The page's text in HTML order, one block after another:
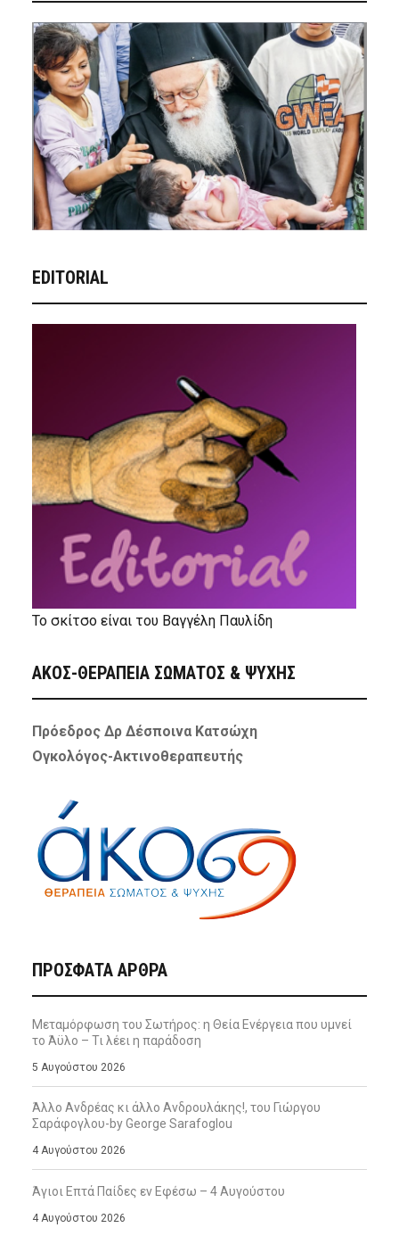
EDITORIAL
Το σκίτσο είναι του Βαγγέλη Παυλίδη
ΑΚΟΣ-ΘΕΡΑΠΕΙΑ ΣΩΜΑΤΟΣ & ΨΥΧΗΣ
Πρόεδρος Δρ Δέσποινα Κατσώχη
Ογκολόγος-Ακτινοθεραπευτής
ΠΡΌΣΦΑΤΑ ΆΡΘΡΑ
Μεταμόρφωση του Σωτήρος: η Θεία Ενέργεια που υμνεί
το Άϋλο – Τι λέει η παράδοση
5 Αυγούστου 2026
Άλλο Ανδρέας κι άλλο Ανδρουλάκης!, του Γιώργου
Σαράφογλου-by George Sarafoglou
4 Αυγούστου 2026
Άγιοι Επτά Παίδες εν Εφέσω – 4 Αυγούστου
4 Αυγούστου 2026